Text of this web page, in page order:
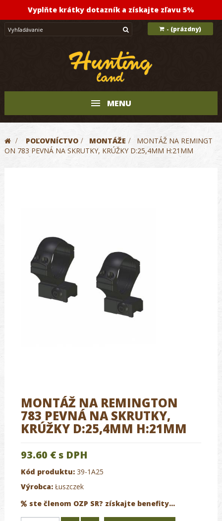
Vyplňte krátky dotazník a získajte zľavu 5%
- (prázdny)
MENU
> POĽOVNÍCTVO > MONTÁŽE >
MONTÁŽ NA REMINGT
ON 783 PEVNÁ NA SKRUTKY, KRÚŽKY D:25,4MM H:21MM
MONTÁŽ NA REMINGTON
783 PEVNÁ NA SKRUTKY,
KRÚŽKY D:25,4MM H:21MM
93.60 € s DPH
Kód produktu: 39-1A25
Výrobca: Łuszczek
ste členom OZP SR? získajte benefity...